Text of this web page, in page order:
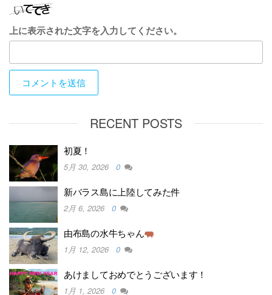
上に表示された文字を入力してください。
RECENT POSTS
初夏！
5月 30, 2026 0
新バラス島に上陸してみた件
2月 6, 2026 0
由布島の水牛ちゃん
1月 12, 2026 0
あけましておめでとうございます！
1月 1, 2026 0